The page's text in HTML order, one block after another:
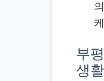
부
생